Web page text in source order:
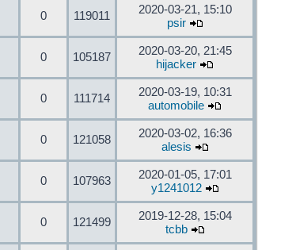
0 119011
2020-03-21, 15:10
psir
0 105187
2020-03-20, 21:45
hijacker
0 111714
2020-03-19, 10:31
automobile
0 121058
2020-03-02, 16:36
alesis
0 107963
2020-01-05, 17:01
y1241012
0 121499
2019-12-28, 15:04
tcbb